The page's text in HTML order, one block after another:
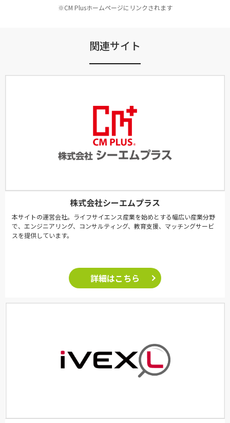
※CM Plusホームページにリンクされます
関連サイト
株式会社シーエムプラス
本サイトの運営会社。ライフサイエンス産業を始めとする幅広い産業分野
で、エンジニアリング、コンサルティング、教育支援、マッチングサービ
スを提供しています。
詳細はこちら